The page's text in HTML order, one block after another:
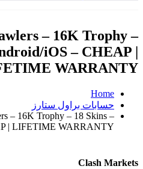
– 16K Trophy –
iOS – CHEAP |
WARRANTY
Home
حسابات براول ستارز
– 16K Trophy – 18 Skins –
| LIFETIME WARRANTY
Clash Markets